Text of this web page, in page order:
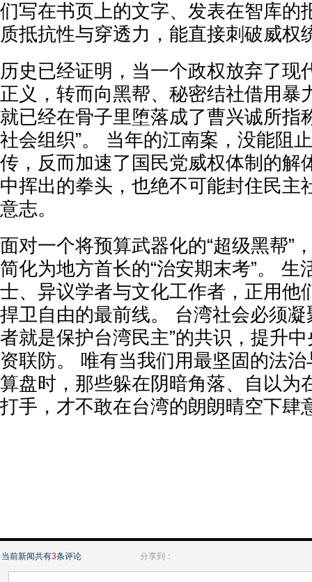
们写在书页上的文字、发表在智库的
质抵抗性与穿透力，能直接刺破威权
历史已经证明，当一个政权放弃了现
正义，转而向黑帮、秘密结社借用暴
就已经在骨子里堕落成了曹兴诚所指
社会组织”。 当年的江南案，没能阻
传，反而加速了国民党威权体制的解
中挥出的拳头，也绝不可能封住民主
意志。
面对一个将预算武器化的“超级黑帮”
简化为地方首长的“治安期末考”。 生
士、异议学者与文化工作者，正用他
捍卫自由的最前线。 台湾社会必须凝
者就是保护台湾民主”的共识，提升
资联防。 唯有当我们用最坚固的法
算盘时，那些躲在阴暗角落、自以为
打手，才不敢在台湾的朗朗晴空下肆
当前新闻共有3条评论 分享到：